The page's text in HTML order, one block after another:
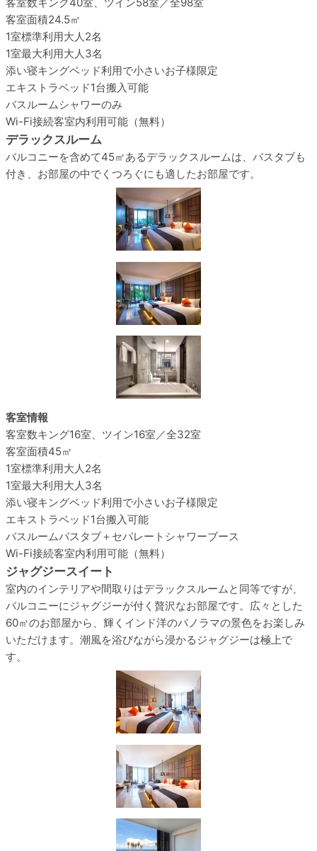
客室面積24.5㎡
1室標準利用大人2名
1室最大利用大人3名
添い寝キングベッド利用で小さいお子様限定
エキストラベッド1台搬入可能
バスルームシャワーのみ
Wi-Fi接続客室内利用可能（無料）
デラックスルーム
バルコニーを含めて45㎡あるデラックスルームは、バスタブも
付き、お部屋の中でくつろぐにも適したお部屋です。
客室情報
客室数キング16室、ツイン16室／全32室
客室面積45㎡
1室標準利用大人2名
1室最大利用大人3名
添い寝キングベッド利用で小さいお子様限定
エキストラベッド1台搬入可能
バスルームバスタブ＋セパレートシャワーブース
Wi-Fi接続客室内利用可能（無料）
ジャグジースイート
室内のインテリアや間取りはデラックスルームと同等ですが、
バルコニーにジャグジーが付く贅沢なお部屋です。広々とした
60㎡のお部屋から、輝くインド洋のパノラマの景色をお楽しみ
いただけます。潮風を浴びながら浸かるジャグジーは極上で
す。